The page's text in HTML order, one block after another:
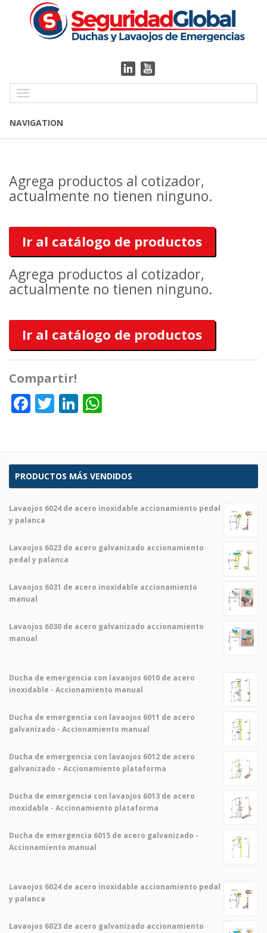
NAVIGATION
Agrega productos al cotizador,
actualmente no tienen ninguno.
Ir al catálogo de productos
Agrega productos al cotizador,
actualmente no tienen ninguno.
Ir al catálogo de productos
Compartir!
Facebook
TwitterLinkedIn
PRODUCTOS MÁS VENDIDOS
Lavaojos 6024 de acero inoxidable accionamiento pedal
y palanca
Lavaojos 6023 de acero galvanizado accionamiento
pedal y palanca
Lavaojos 6031 de acero inoxidable accionamiento
manual
Lavaojos 6030 de acero galvanizado accionamiento
manual
Ducha de emergencia con lavaojos 6010 de acero
inoxidable - Accionamiento manual
Ducha de emergencia con lavaojos 6011 de acero
galvanizado - Accionamiento manual
Ducha de emergencia con lavaojos 6012 de acero
galvanizado – Accionamiento plataforma
Ducha de emergencia con lavaojos 6013 de acero
inoxidable - Accionamiento plataforma
Ducha de emergencia 6015 de acero galvanizado -
Accionamiento manual
Lavaojos 6024 de acero inoxidable accionamiento pedal
y palanca
Lavaojos 6023 de acero galvanizado accionamiento